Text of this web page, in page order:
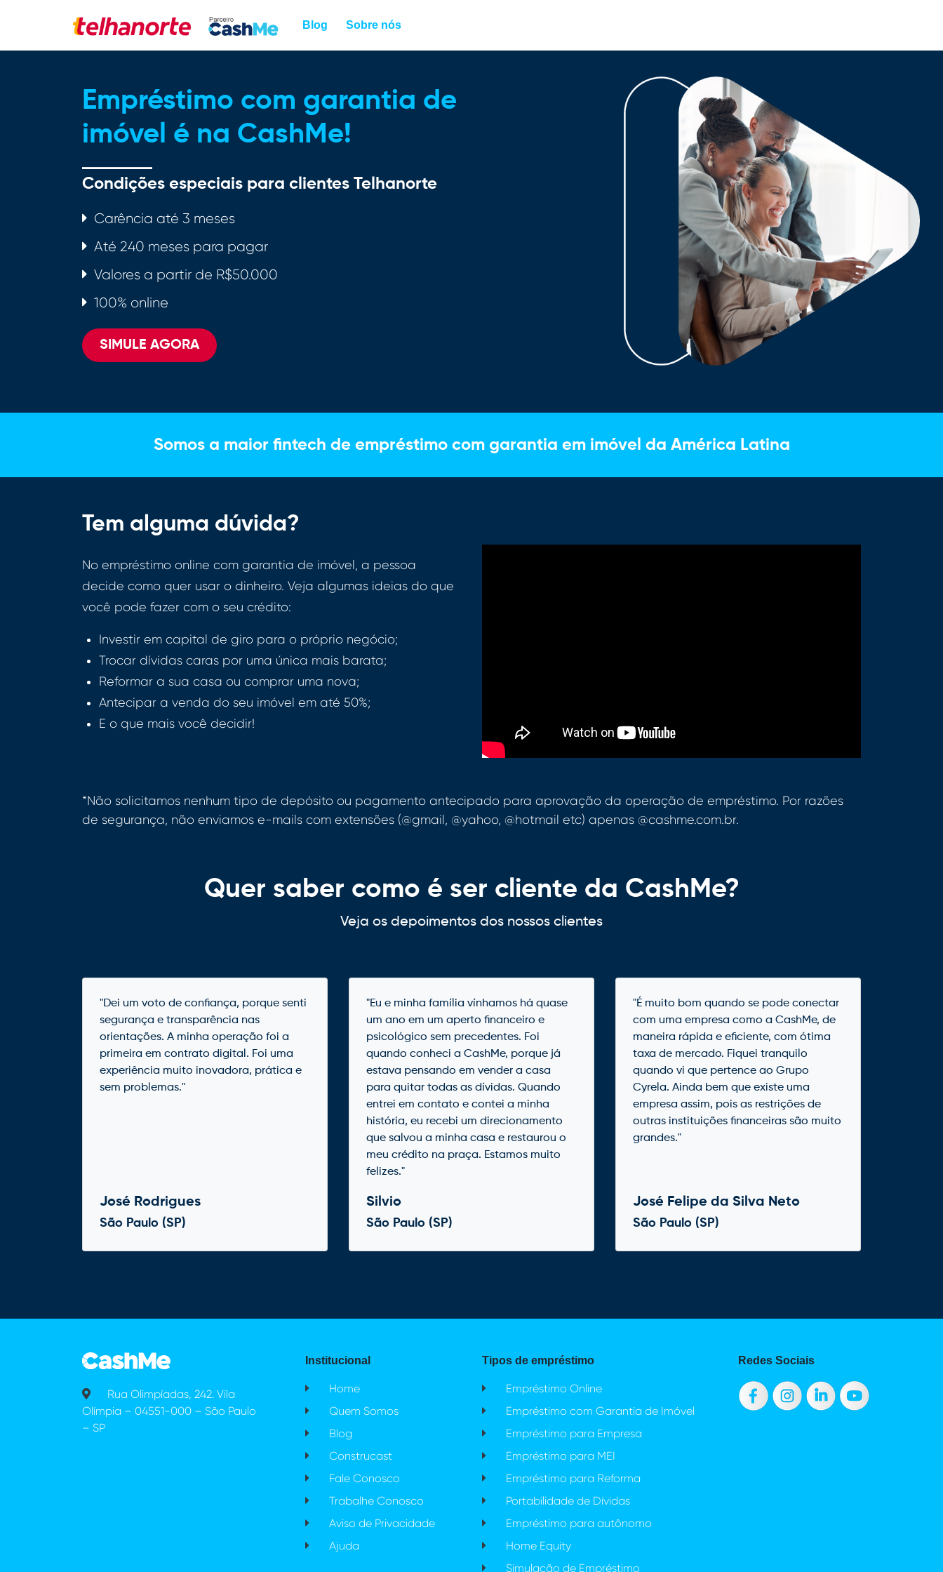
Blog Sobre nós
Empréstimo com garantia de
imóvel é na CashMe!
Condições especiais para clientes Telhanorte
Carência até 3 meses
Até 240 meses para pagar
Valores a partir de R$50.000
100% online
SIMULE AGORA
Somos a maior fintech de empréstimo com garantia em imóvel da América Latina
Tem alguma dúvida?
No empréstimo online com garantia de imóvel, a pessoa
decide como quer usar o dinheiro. Veja algumas ideias do que
você pode fazer com o seu crédito:
Investir em capital de giro para o próprio negócio;
Trocar dívidas caras por uma única mais barata;
Reformar a sua casa ou comprar uma nova;
Antecipar a venda do seu imóvel em até 50%;
E o que mais você decidir!
*Não solicitamos nenhum tipo de depósito ou pagamento antecipado para aprovação da operação de empréstimo. Por razões
de segurança, não enviamos e-mails com extensões (@gmail, @yahoo, @hotmail etc) apenas @cashme.com.br.
Quer saber como é ser cliente da CashMe?
Veja os depoimentos dos nossos clientes
"Dei um voto de confiança, porque senti
segurança e transparência nas
orientações. A minha operação foi a
primeira em contrato digital. Foi uma
experiência muito inovadora, prática e
sem problemas."
José Rodrigues
São Paulo (SP)
"Eu e minha família vínhamos há quase
um ano em um aperto financeiro e
psicológico sem precedentes. Foi
quando conheci a CashMe, porque já
estava pensando em vender a casa
para quitar todas as dívidas. Quando
entrei em contato e contei a minha
história, eu recebi um direcionamento
que salvou a minha casa e restaurou o
meu crédito na praça. Estamos muito
felizes."
Silvio
São Paulo (SP)
"É muito bom quando se pode conectar
com uma empresa como a CashMe, de
maneira rápida e eficiente, com ótima
taxa de mercado. Fiquei tranquilo
quando vi que pertence ao Grupo
Cyrela. Ainda bem que existe uma
empresa assim, pois as restrições de
outras instituições financeiras são muito
grandes."
José Felipe da Silva Neto
São Paulo (SP)
Rua Olimpíadas, 242. Vila
Olímpia – 04551-000 – São Paulo
– SP
Institucional
Home
Quem Somos
Blog
Construcast
Fale Conosco
Trabalhe Conosco
Aviso de Privacidade
Ajuda
Tipos de empréstimo
Empréstimo Online
Empréstimo com Garantia de Imóvel
Empréstimo para Empresa
Empréstimo para MEI
Empréstimo para Reforma
Portabilidade de Dívidas
Empréstimo para autônomo
Home Equity
Simulação de Empréstimo
Redes Sociais